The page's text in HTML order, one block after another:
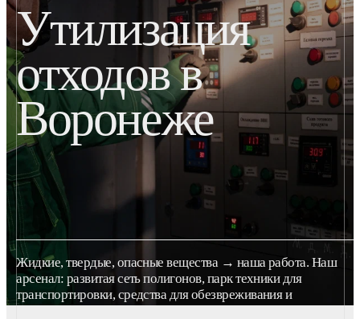
Утилизация
отходов в
Воронеже
Жидкие, твердые, опасные вещества → наша работа. Наш
арсенал: развитая сеть полигонов, парк техники для
транспортировки, средства для обезвреживания и
захоронения отходов.